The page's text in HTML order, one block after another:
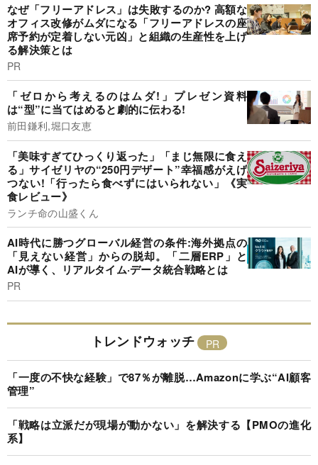
なぜ「フリーアドレス」は失敗するのか? 高額な
オフィス改修がムダになる「フリーアドレスの座
席予約が定着しない元凶」と組織の生産性を上げ
る解決策とは
PR
「ゼロから考えるのはムダ!」プレゼン資料
は“型”に当てはめると劇的に伝わる!
前田鎌利,堀口友恵
「美味すぎてひっくり返った」「まじ無限に食え
る」サイゼリヤの“250円デザート”幸福感がえげ
つない!「行ったら食べずにはいられない」《実
食レビュー》
ランチ命の山盛くん
AI時代に勝つグローバル経営の条件:海外拠点の
「見えない経営」からの脱却。「二層ERP」と
AIが導く、リアルタイム·データ統合戦略とは
PR
トレンドウォッチ
「一度の不快な経験」で87％が離脱…Amazonに学ぶ“AI顧客
管理”
「戦略は立派だが現場が動かない」を解決する【PMOの進化
系】